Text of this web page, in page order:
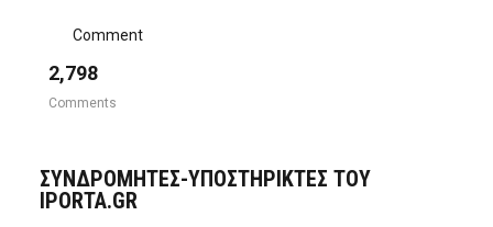
Comment
2,798
Comments
ΣΥΝΔΡΟΜΗΤΈΣ-ΥΠΟΣΤΗΡΙΚΤΈΣ ΤΟΥ
IPORTA.GR